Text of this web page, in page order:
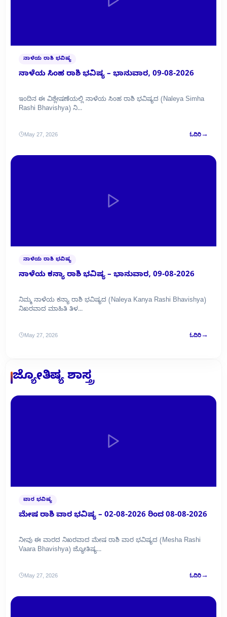
ನಾಳೆಯ ರಾಶಿ ಭವಿಷ್ಯ
ನಾಳೆಯ ಸಿಂಹ ರಾಶಿ ಭವಿಷ್ಯ – ಭಾನುವಾರ, 09-08-2026
ಇಂದಿನ ಈ ವಿಶ್ಲೇಷಣೆಯಲ್ಲಿ ನಾಳೆಯ ಸಿಂಹ ರಾಶಿ ಭವಿಷ್ಯದ (Naleya Simha
Rashi Bhavishya) ನಿ...
May 27, 2026 ಓದಿರಿ→
ನಾಳೆಯ ರಾಶಿ ಭವಿಷ್ಯ
ನಾಳೆಯ ಕನ್ಯಾ ರಾಶಿ ಭವಿಷ್ಯ – ಭಾನುವಾರ, 09-08-2026
ನಿಮ್ಮ ನಾಳೆಯ ಕನ್ಯಾ ರಾಶಿ ಭವಿಷ್ಯದ (Naleya Kanya Rashi Bhavishya)
ನಿಖರವಾದ ಮಾಹಿತಿ ತಿಳ...
May 27, 2026 ಓದಿರಿ→
ಜ್ಯೋತಿಷ್ಯ ಶಾಸ್ತ್ರ
ವಾರ ಭವಿಷ್ಯ
ಮೇಷ ರಾಶಿ ವಾರ ಭವಿಷ್ಯ – 02-08-2026 ರಿಂದ 08-08-2026
ನೀವು ಈ ವಾರದ ನಿಖರವಾದ ಮೇಷ ರಾಶಿ ವಾರ ಭವಿಷ್ಯದ (Mesha Rashi
Vaara Bhavishya) ಜ್ಯೋತಿಷ್ಯ...
May 27, 2026 ಓದಿರಿ→